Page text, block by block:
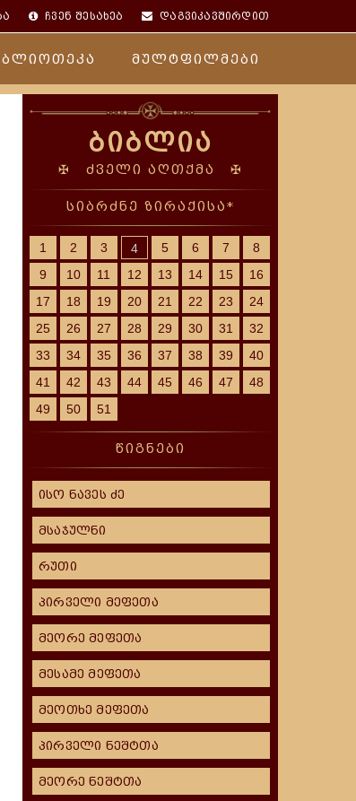
ჩვენ შესახებ დაგვიკავშირდით
მულტფილმები
ბიბლია
✠ ძველი აღთქმა ✠
სიბრძნე ზირაქისა*
1 2 3 4 5 6 7
8
9
10 11 12 13 14 15
16
17
18 19 20 21 22 23
24
25
26 27 28 29 30 31
32
33
34 35 36 37 38 39
40
41
42 43 44 45 46 47
48
49
50 51
წიგნები
ისო ნავეს ძე
მსაჯულნი
რუთი
პირველი მეფეთა
მეორე მეფეთა
მესამე მეფეთა
მეოთხე მეფეთა
პირველი ნეშტთა
მეორე ნეშტთა